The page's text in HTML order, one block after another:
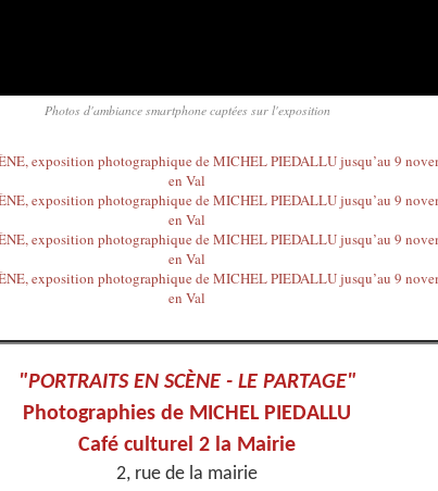
Photos d'ambiance smartphone captées sur l'exposition
"PORTRAITS EN SCÈNE - LE PARTAGE"
Photographies de MICHEL PIEDALLU
Café culturel 2 la Mairie
2, rue de la mairie